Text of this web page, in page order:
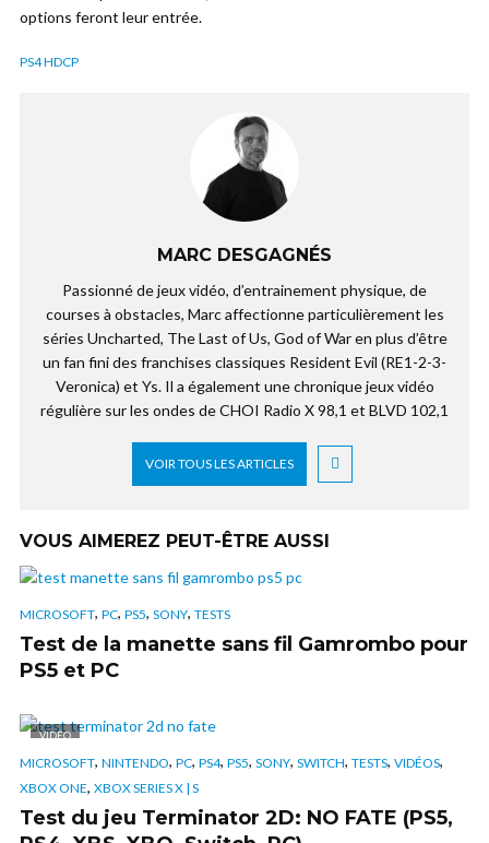
options feront leur entrée.
PS4 HDCP
MARC DESGAGNÉS
Passionné de jeux vidéo, d’entrainement physique, de
courses à obstacles, Marc affectionne particulièrement les
séries Uncharted, The Last of Us, God of War en plus d’être
un fan fini des franchises classiques Resident Evil (RE1-2-3-
Veronica) et Ys. Il a également une chronique jeux vidéo
régulière sur les ondes de CHOI Radio X 98,1 et BLVD 102,1
VOIR TOUS LES ARTICLES
VOUS AIMEREZ PEUT-ÊTRE AUSSI
MICROSOFT, PC, PS5, SONY, TESTS
Test de la manette sans fil Gamrombo pour
PS5 et PC
VIDÉO
MICROSOFT, NINTENDO, PC, PS4, PS5, SONY, SWITCH, TESTS, VIDÉOS,
XBOX ONE, XBOX SERIES X | S
Test du jeu Terminator 2D: NO FATE (PS5,